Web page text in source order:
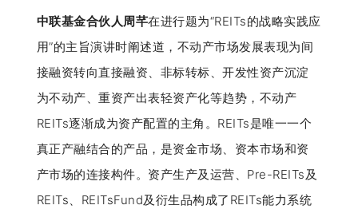
中联基金合伙人周芊在进行题为“REITs的战略实践应
用”的主旨演讲时阐述道，不动产市场发展表现为间
接融资转向直接融资、非标转标、开发性资产沉淀
为不动产、重资产出表轻资产化等趋势，不动产
REITs逐渐成为资产配置的主角。REITs是唯一一个
真正产融结合的产品，是资金市场、资本市场和资
产市场的连接构件。资产生产及运营、Pre-REITs及
REITs、REITsFund及衍生品构成了REITs能力系统